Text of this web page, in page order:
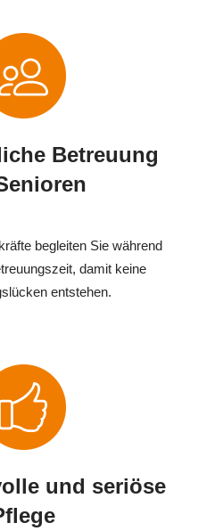
Betreuung
begleiten Sie während
damit keine
entstehen.
und seriöse